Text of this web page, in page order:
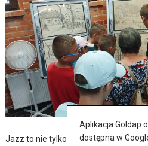
Jazz to nie tylko muzyka – to także
Aplikacja
dostępna w